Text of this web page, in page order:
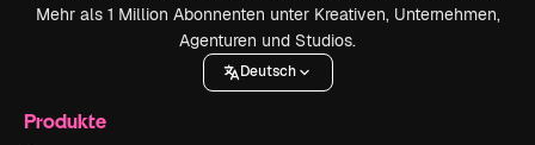
Mehr als 1 Million Abonnenten unter Kreativen, Unternehmen,
Agenturen und Studios.
Deutsch
Produkte